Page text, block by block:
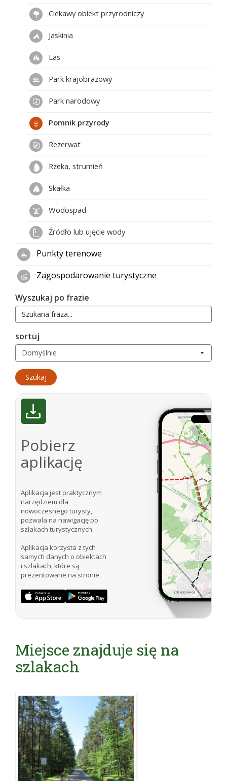
Ciekawy obiekt przyrodniczy
Jaskinia
Las
Park krajobrazowy
Park narodowy
Pomnik przyrody
Rezerwat
Rzeka, strumień
Skałka
Wodospad
Źródło lub ujęcie wody
Punkty terenowe
Zagospodarowanie turystyczne
Wyszukaj po frazie
sortuj
Pobierz
aplikację
Aplikacja jest praktycznym
narzędziem dla
nowoczesnego turysty,
pozwala na nawigację po
szlakach turystycznych.
Aplikacja korzysta z tych
samych danych o obiektach
i szlakach, które są
prezentowane na stronie.
Miejsce znajduje się na
szlakach